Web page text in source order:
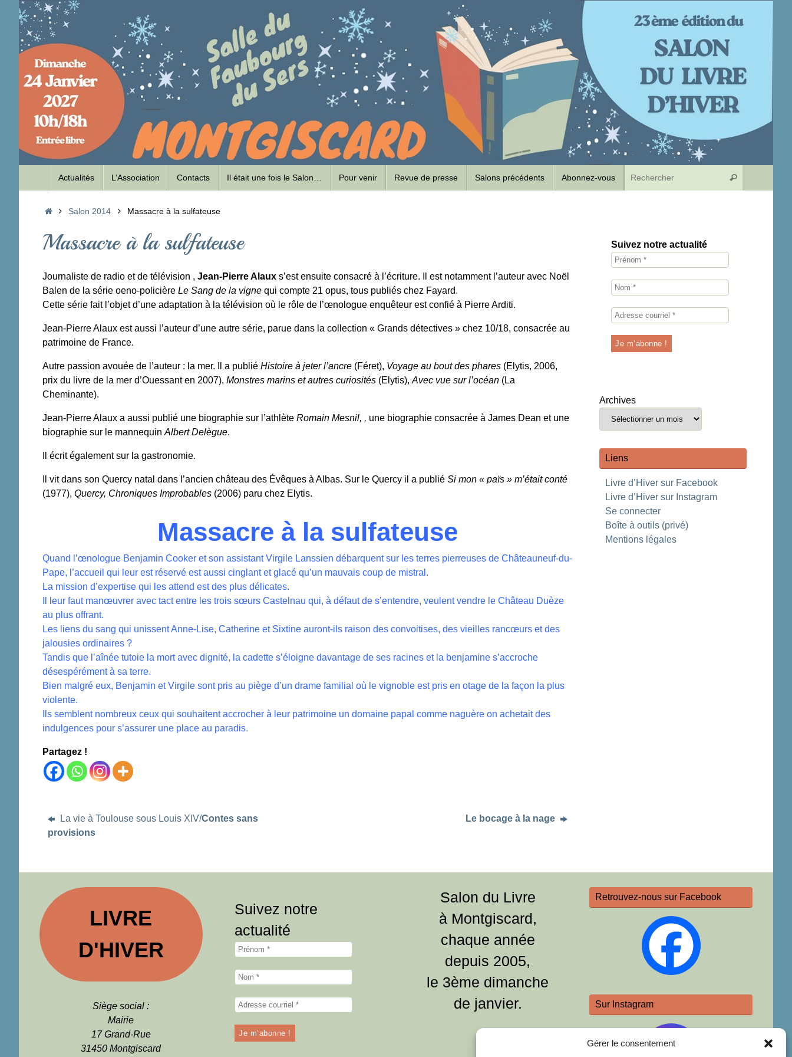
Gérer le consentement
Passer
contenu
Actualités L’Association Contacts Il était une fois le Salon… Pour venir Revue de presse Salons précédents Abonnez-vous Rechercher
AccueilSalon 2014 Massacre à la sulfateuse
Massacre à la sulfateuse
Journaliste de radio et de télévision , Jean-Pierre Alaux s’est ensuite consacré à l’écriture. Il est notamment l’auteur avec Noël
Balen de la série oeno-policière Le Sang de la vigne qui compte 21 opus, tous publiés chez Fayard.
Cette série fait l’objet d’une adaptation à la télévision où le rôle de l’œnologue enquêteur est confié à Pierre Arditi.
Jean-Pierre Alaux est aussi l’auteur d’une autre série, parue dans la collection « Grands détectives » chez 10/18, consacrée au
patrimoine de France.
Autre passion avouée de l’auteur : la mer. Il a publié Histoire à jeter l’ancre (Féret), Voyage au bout des phares (Elytis, 2006,
prix du livre de la mer d’Ouessant en 2007), Monstres marins et autres curiosités (Elytis), Avec vue sur l’océan (La
Cheminante).
Jean-Pierre Alaux a aussi publié une biographie sur l’athlète Romain Mesnil, , une biographie consacrée à James Dean et une
biographie sur le mannequin Albert Delègue.
Il écrit également sur la gastronomie.
Il vit dans son Quercy natal dans l’ancien château des Évêques à Albas. Sur le Quercy il a publié Si mon « païs » m’était conté
(1977), Quercy, Chroniques Improbables (2006) paru chez Elytis.
Massacre à la sulfateuse
Quand l’œnologue Benjamin Cooker et son assistant Virgile Lanssien débarquent sur les terres pierreuses de Châteauneuf-du-
Pape, l’accueil qui leur est réservé est aussi cinglant et glacé qu’un mauvais coup de mistral.
La mission d’expertise qui les attend est des plus délicates.
Il leur faut manœuvrer avec tact entre les trois sœurs Castelnau qui, à défaut de s’entendre, veulent vendre le Château Duèze
au plus offrant.
Les liens du sang qui unissent Anne-Lise, Catherine et Sixtine auront-ils raison des convoitises, des vieilles rancœurs et des
jalousies ordinaires ?
Tandis que l’aînée tutoie la mort avec dignité, la cadette s’éloigne davantage de ses racines et la benjamine s’accroche
désespérément à sa terre.
Bien malgré eux, Benjamin et Virgile sont pris au piège d’un drame familial où le vignoble est pris en otage de la façon la plus
violente.
Ils semblent nombreux ceux qui souhaitent accrocher à leur patrimoine un domaine papal comme naguère on achetait des
indulgences pour s’assurer une place au paradis.
Partagez !
La vie à Toulouse sous Louis XIV/Contes sans
provisions
Le bocage à la nage
Suivez notre actualité
Archives
Liens
Livre d’Hiver sur Facebook
Livre d’Hiver sur Instagram
Se connecter
Boîte à outils (privé)
Mentions légales
LIVRE
D'HIVER
Siège social :
Mairie
17 Grand-Rue
31450 Montgiscard
Suivez notre
actualité
Salon du Livre
à Montgiscard,
chaque année
depuis 2005,
le 3ème dimanche
de janvier.
Retrouvez-nous sur Facebook
Sur Instagram